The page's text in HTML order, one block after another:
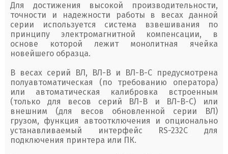
Для достижения высокой производительности,
точности и надежности работы в весах данной
серии используется система взвешивания по
принципу электромагнитной компенсации, в
основе которой лежит монолитная ячейка
новейшего образца.
В весах серий ВЛ, ВЛ-В и ВЛ-В-С предусмотрена
полуавтоматическая (по требованию оператора)
или автоматическая калибровка встроенным
(только для весов серий ВЛ-В и ВЛ-В-С) или
внешним (для весов обновленной серии ВЛ)
грузом, функция автоотключения и опционально
устанавливаемый интерфейс RS-232C для
подключения принтера или ПК.